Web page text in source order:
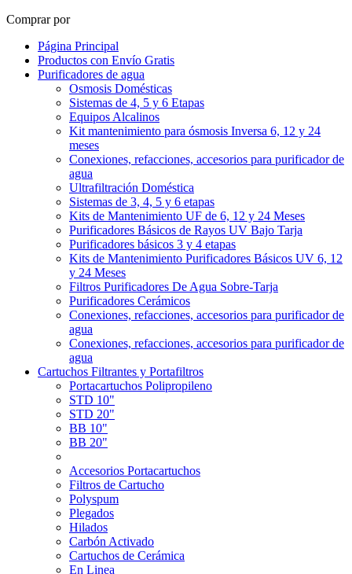
Comprar por
Página Principal
Productos con Envío Gratis
Purificadores de agua
Osmosis Domésticas
Sistemas de 4, 5 y 6 Etapas
Equipos Alcalinos
Kit mantenimiento para ósmosis Inversa 6, 12 y 24
meses
Conexiones, refacciones, accesorios para purificador de
agua
Ultrafiltración Doméstica
Sistemas de 3, 4, 5 y 6 etapas
Kits de Mantenimiento UF de 6, 12 y 24 Meses
Purificadores Básicos de Rayos UV Bajo Tarja
Purificadores básicos 3 y 4 etapas
Kits de Mantenimiento Purificadores Básicos UV 6, 12
y 24 Meses
Filtros Purificadores De Agua Sobre-Tarja
Purificadores Cerámicos
Conexiones, refacciones, accesorios para purificador de
agua
Conexiones, refacciones, accesorios para purificador de
agua
Cartuchos Filtrantes y Portafiltros
Portacartuchos Polipropileno
STD 10"
STD 20"
BB 10"
BB 20"
Accesorios Portacartuchos
Filtros de Cartucho
Polyspum
Plegados
Hilados
Carbón Activado
Cartuchos de Cerámica
En Linea